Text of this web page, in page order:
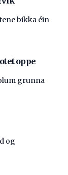
bikka éin
oppe
grunna
og